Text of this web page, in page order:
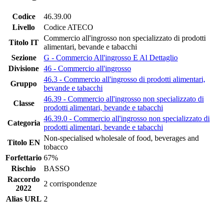
Codice
46.39.00
Livello
Codice ATECO
Titolo IT
Commercio all'ingrosso non specializzato di prodotti
alimentari, bevande e tabacchi
Sezione
G - Commercio All'ingrosso E Al Dettaglio
Divisione 46 - Commercio all'ingrosso
Gruppo
46.3 - Commercio all'ingrosso di prodotti alimentari,
bevande e tabacchi
Classe
46.39 - Commercio all'ingrosso non specializzato di
prodotti alimentari, bevande e tabacchi
Categoria
46.39.0 - Commercio all'ingrosso non specializzato di
prodotti alimentari, bevande e tabacchi
Titolo EN
Non-specialised wholesale of food, beverages and
tobacco
Forfettario 67%
Rischio
BASSO
Raccordo
2022
2 corrispondenze
Alias URL 2